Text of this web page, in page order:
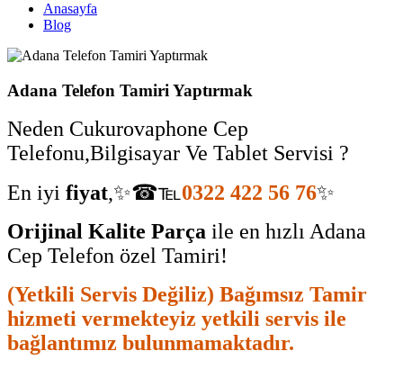
Anasayfa
Blog
Adana Telefon Tamiri Yaptırmak
Neden Cukurovaphone Cep
Telefonu,Bilgisayar Ve Tablet Servisi ?
En iyi fiyat,✨☎℡0322 422 56 76✨
Orijinal Kalite Parça ile en hızlı Adana
Cep Telefon özel Tamiri!
(Yetkili Servis Değiliz) Bağımsız Tamir
hizmeti vermekteyiz yetkili servis ile
bağlantımız bulunmamaktadır.